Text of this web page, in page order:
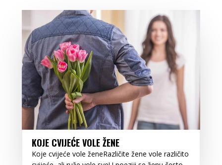
KOJE CVIJEĆE VOLE ŽENE
Koje cvijeće vole ženeRazličite žene vole različito